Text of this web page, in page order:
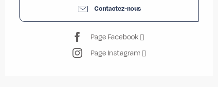
Contactez-nous
Page Facebook
Page Instagram